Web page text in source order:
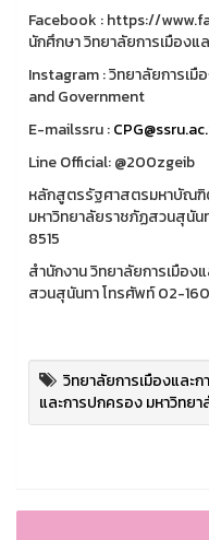
Facebook : https://
นักศึกษา วิทยาลัยการเมืองแ
Instagram : วิทยาลัยการเ
and Government
E-mailssru :
Line Official: @200zgeib
หลักสูตรรัฐศาสตรมหาบัณฑิ
มหาวิทยาลัยราชภัฏสวนสุนั
8515
สำนักงาน วิทยาลัยการเมือ
สวนสุนันทา โทรศัพท์ 02-
วิทยาลัยการเมืองและ
และการปกครอง มหาวิทย